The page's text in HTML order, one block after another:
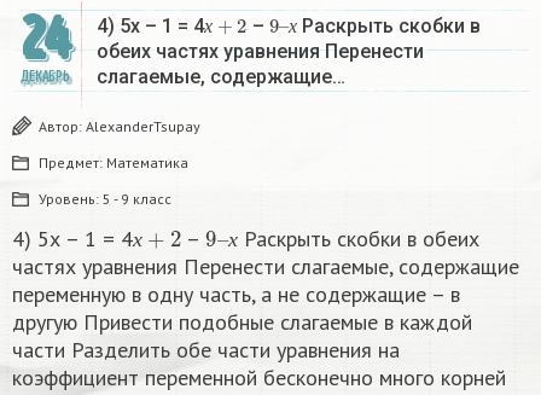
24
ДЕКАБРЬ
4) 5х – 1 = 4х
х+2 – х
9–
х
Раскрыть скобки в
обеих частях уравнения Перенести
слагаемые, содержащие…
Автор: AlexanderTsupay
Предмет: Математика
Уровень: 5 - 9 класс
4) 5х – 1 = 4х – х
9
х
Раскрыть скобки в обеих
частях уравнения Перенести слагаемые, содержащие
переменную в одну часть, а не содержащие – в
другую Привести подобные слагаемые в каждой
части Разделить обе части уравнения на
коэффициент переменной бесконечно много корней​